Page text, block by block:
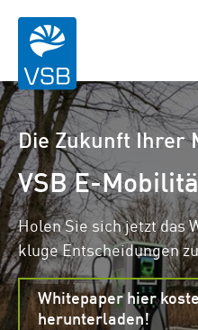
Die Zukunft Ihrer
VSB E-
Holen Sie sich jetzt das
kluge Entscheidungen
Whitepaper hier
herunterladen!